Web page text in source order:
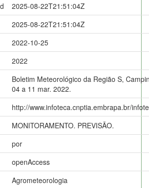
2025-08-22T21:51:04Z
2025-08-22T21:51:04Z
2022-10-25
2022
Boletim Meteorológico da Região S,
04 a 11 mar. 2022.
http://www.infoteca.cnptia.embrapa.br/
MONITORAMENTO. PREVISÃO.
por
openAccess
Agrometeorologia